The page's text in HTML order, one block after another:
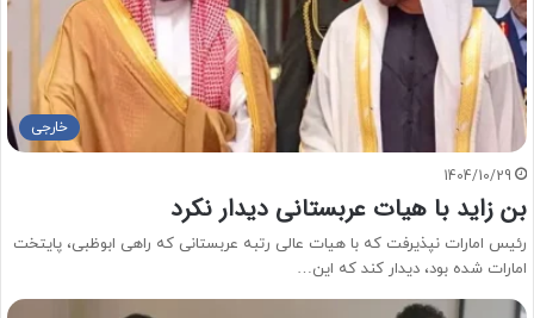
خارجی
1404/10/29
بن زاید با هیات عربستانی دیدار نکرد
رئیس امارات نپذیرفت که با هیات عالی رتبه عربستانی که راهی ابوظبی، پایتخت
امارات شده بود،‌ دیدار کند که این…